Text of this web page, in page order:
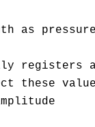
as
registers
these